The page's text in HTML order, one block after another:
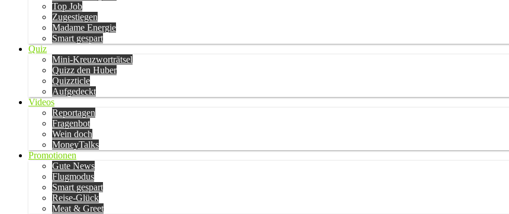
Top Job
Zugestiegen
Madame Energie
Smart gespart
Quiz
Mini-Kreuzworträtsel
Quizz den Huber
Quizzticle
Aufgedeckt
Videos
Reportagen
Fragenbot
Wein doch
MoneyTalks
Promotionen
Gute News
Flugmodus
Smart gespart
Reise-Glück
Meat & Greet